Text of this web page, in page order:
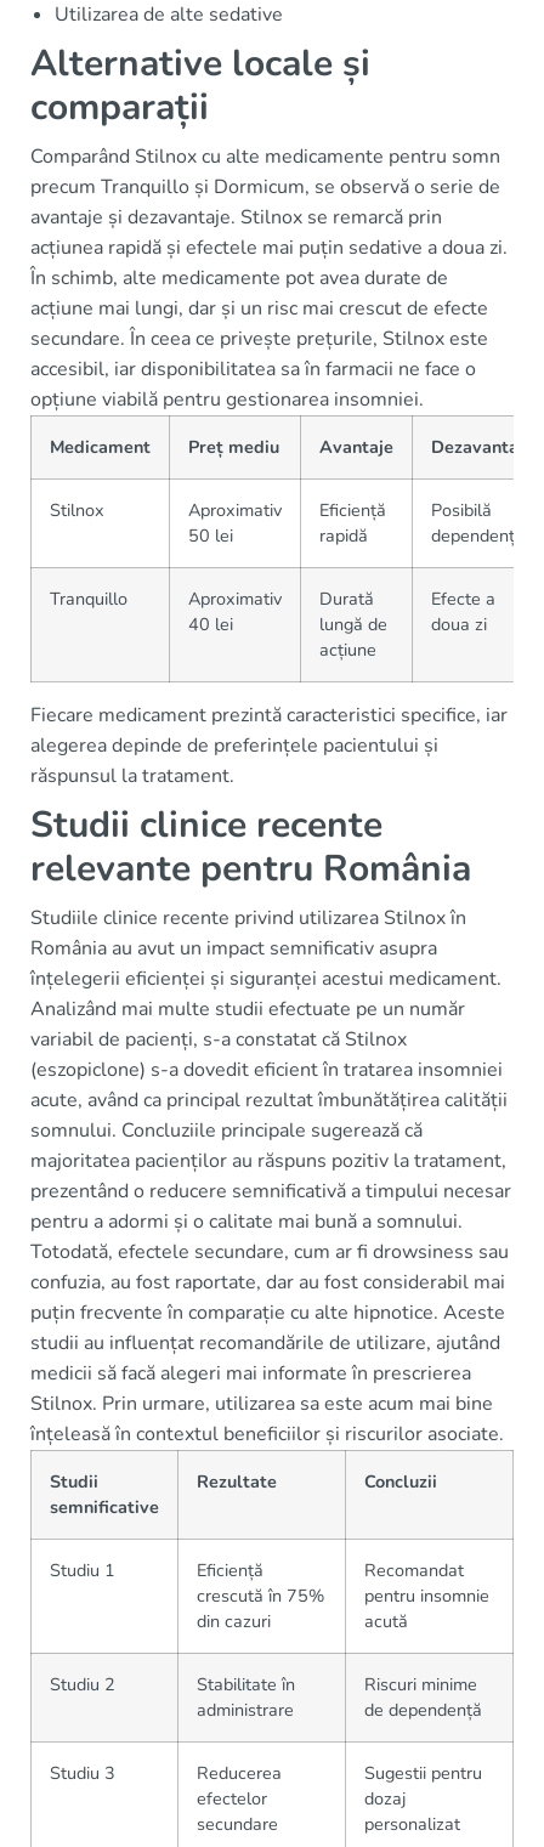
Utilizarea de alte sedative
Alternative locale și
comparații
Comparând Stilnox cu alte medicamente pentru somn
precum Tranquillo și Dormicum, se observă o serie de
avantaje și dezavantaje. Stilnox se remarcă prin
acțiunea rapidă și efectele mai puțin sedative a doua zi.
În schimb, alte medicamente pot avea durate de
acțiune mai lungi, dar și un risc mai crescut de efecte
secundare. În ceea ce privește prețurile, Stilnox este
accesibil, iar disponibilitatea sa în farmacii ne face o
opțiune viabilă pentru gestionarea insomniei.
Medicament Preț mediu Avantaje Dezavantaje
Stilnox
Aproximativ
50 lei
Eficiență
rapidă
Posibilă
dependență
Tranquillo
Aproximativ
40 lei
Durată
lungă de
acțiune
Efecte a
doua zi
Fiecare medicament prezintă caracteristici specifice, iar
alegerea depinde de preferințele pacientului și
răspunsul la tratament.
Studii clinice recente
relevante pentru România
Studiile clinice recente privind utilizarea Stilnox în
România au avut un impact semnificativ asupra
înțelegerii eficienței și siguranței acestui medicament.
Analizând mai multe studii efectuate pe un număr
variabil de pacienți, s-a constatat că Stilnox
(eszopiclone) s-a dovedit eficient în tratarea insomniei
acute, având ca principal rezultat îmbunătățirea calității
somnului. Concluziile principale sugerează că
majoritatea pacienților au răspuns pozitiv la tratament,
prezentând o reducere semnificativă a timpului necesar
pentru a adormi și o calitate mai bună a somnului.
Totodată, efectele secundare, cum ar fi drowsiness sau
confuzia, au fost raportate, dar au fost considerabil mai
puțin frecvente în comparație cu alte hipnotice. Aceste
studii au influențat recomandările de utilizare, ajutând
medicii să facă alegeri mai informate în prescrierea
Stilnox. Prin urmare, utilizarea sa este acum mai bine
înțeleasă în contextul beneficiilor și riscurilor asociate.
Studii
semnificative
Rezultate Concluzii
Studiu 1
Eficiență
crescută în 75%
din cazuri
Recomandat
pentru insomnie
acută
Studiu 2
Stabilitate în
administrare
Riscuri minime
de dependență
Studiu 3
Reducerea
efectelor
secundare
Sugestii pentru
dozaj
personalizat